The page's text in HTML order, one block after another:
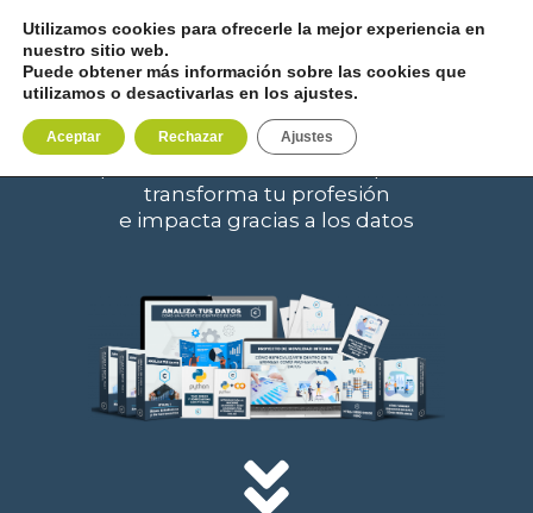
ANALIZA TUS DATOS
transforma tu profesión
e impacta gracias a los datos
Utilizamos cookies para ofrecerle la mejor experiencia en
nuestro sitio web.
Puede obtener más información sobre las cookies que
utilizamos o desactivarlas en los ajustes.
Aceptar Rechazar Ajustes